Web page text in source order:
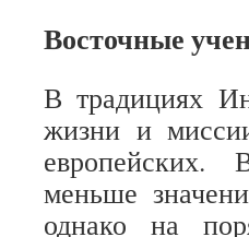
Восточные
В традициях
жизни и
меньше
однако на